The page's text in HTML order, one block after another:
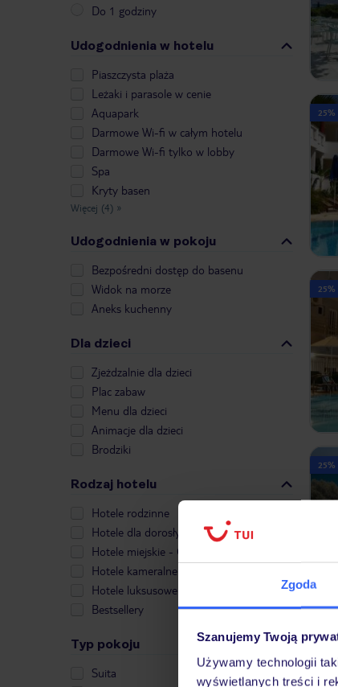
Zgoda
Szanujemy Twoją
Używamy technologii
wyświetlanych treści i
Do 1 godziny
Udogodnienia w hotelu
Piaszczysta plaża
Leżaki i parasole w cenie
Aquapark
Darmowe Wi-fi w całym hotelu
Darmowe Wi-fi tylko w lobby
Spa
Kryty basen
Więcej (4) »
Udogodnienia w pokoju
Bezpośredni dostęp do basenu
Widok na morze
Aneks kuchenny
Dla dzieci
Zjeżdzalnie dla dzieci
Plac zabaw
Menu dla dzieci
Animacje dla dzieci
Brodziki
Rodzaj hotelu
Hotele rodzinne
Hotele dla dorosłych
Hotele miejskie - City Break
Hotele kameralne
Hotele luksusowe
Bestsellery
Typ pokoju
Suita
25%
25%
25%
25%